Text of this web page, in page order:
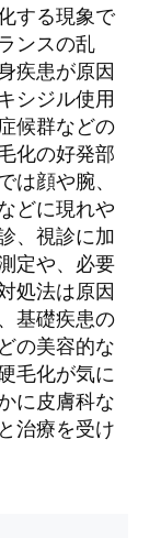
する現象で
ンスの乱
疾患が原因
シジル使用
候群などの
化の好発部
顔や腕、
どに現れや
、視診に加
定や、必要
処法は原因
基礎疾患の
の美容的な
毛化が気に
に皮膚科な
治療を受け